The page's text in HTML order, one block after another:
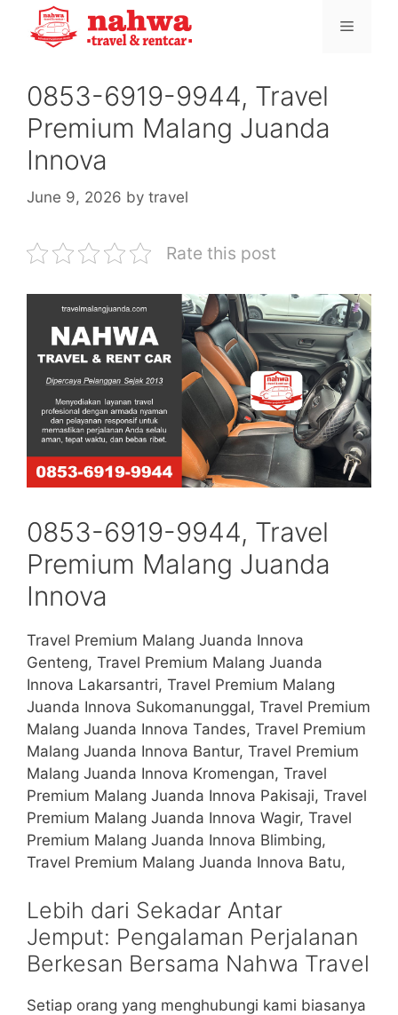
Menu
0853-6919-9944, Travel
Premium Malang Juanda
Innova
June 9, 2026 by travel
Rate this post
0853-6919-9944, Travel
Premium Malang Juanda
Innova
Travel Premium Malang Juanda Innova
Genteng, Travel Premium Malang Juanda
Innova Lakarsantri, Travel Premium Malang
Juanda Innova Sukomanunggal, Travel Premium
Malang Juanda Innova Tandes, Travel Premium
Malang Juanda Innova Bantur, Travel Premium
Malang Juanda Innova Kromengan, Travel
Premium Malang Juanda Innova Pakisaji, Travel
Premium Malang Juanda Innova Wagir, Travel
Premium Malang Juanda Innova Blimbing,
Travel Premium Malang Juanda Innova Batu,
Lebih dari Sekadar Antar
Jemput: Pengalaman Perjalanan
Berkesan Bersama Nahwa Travel
Setiap orang yang menghubungi kami biasanya